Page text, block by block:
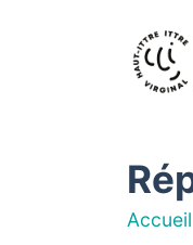
Accueil